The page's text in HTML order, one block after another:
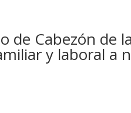
de Cabezón de
y laboral a